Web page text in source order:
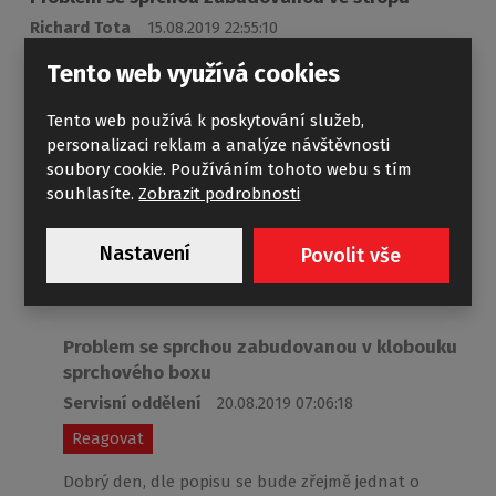
Richard Tota
15.08.2019 22:55:10
Reagovat
prepnuti na sprchu zabudovanou ve stropu nam tece
voda misto otvory tak kruhovym krytem ve stropu ktery
asi netesni neni tam zadny sroub takze predpokladam
ze se odcvakne kruhova vypust a vymeni tesneni bylo by
Richard a hezky den preji
Problem se sprchou zabudovanou v klobouku
sprchového boxu
Servisní oddělení
20.08.2019 07:06:18
Reagovat
Dobrý den, dle popisu se bude zřejmě jednat o
Tento web využívá cookies
Tento web používá k poskytování služeb,
personalizaci reklam a analýze návštěvnosti
soubory cookie. Používáním tohoto webu s tím
souhlasíte.Zobrazit podrobnosti
Nastavení Povolit vše